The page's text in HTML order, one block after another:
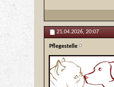
21.04.2026, 20:07
Pflegestelle